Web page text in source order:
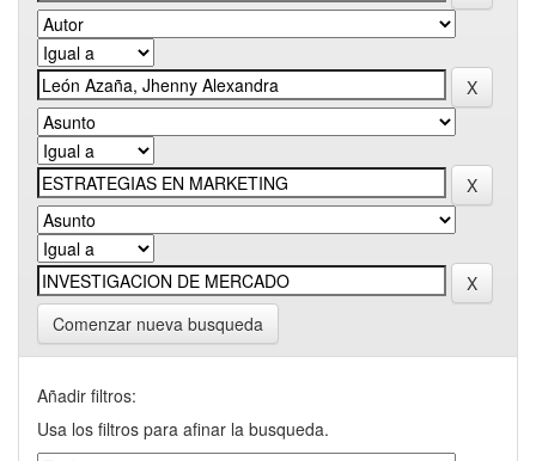
Comenzar nueva busqueda
Añadir filtros:
Usa los filtros para afinar la busqueda.